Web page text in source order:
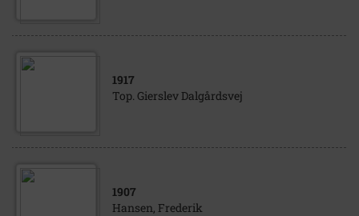
1917
Top. Gierslev Dalgårdsvej
1907
Hansen, Frederik